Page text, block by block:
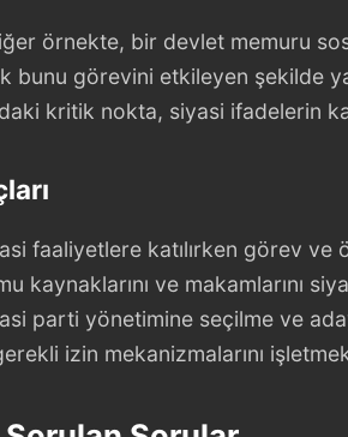
örnekte, bir devlet memuru
bunu görevini etkileyen şekilde
kritik nokta, siyasi ifadelerin
faaliyetlere katılırken görev ve
kaynaklarını ve makamlarını
parti yönetimine seçilme ve
izin mekanizmalarını